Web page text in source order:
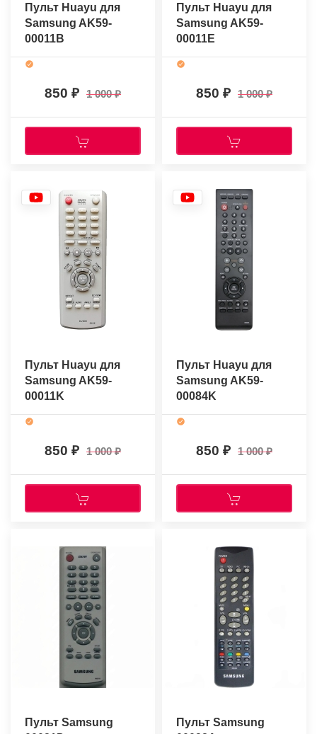
Пульт Huayu для
Samsung AK59-
00011B
850 1 000
Пульт Huayu для
Samsung AK59-
00011E
850 1 000
Пульт Huayu для
Samsung AK59-
00011K
850 1 000
Пульт Huayu для
Samsung AK59-
00084K
850 1 000
Пульт Samsung
Пульт Samsung